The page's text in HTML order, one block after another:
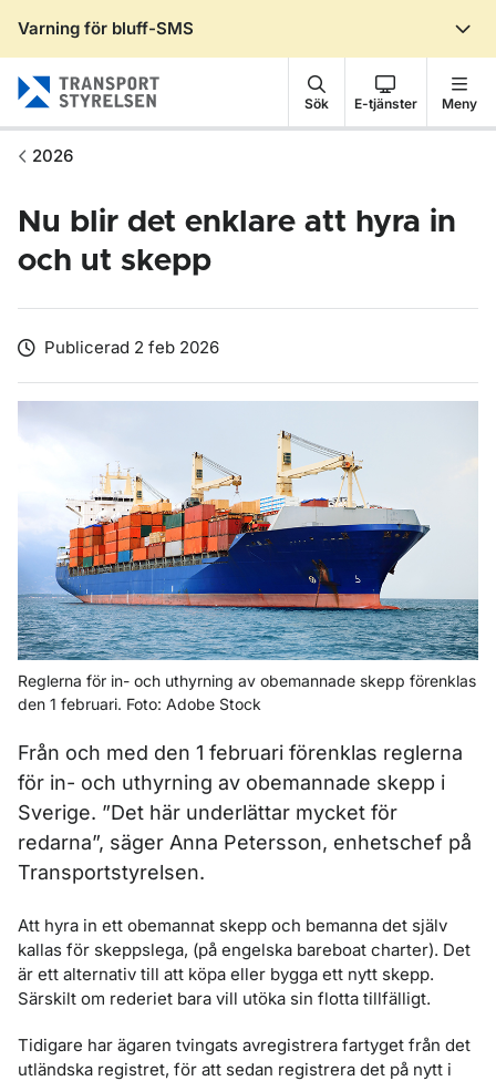
Varning för bluff-SMS
Sök E-tjänster Meny
2026
Nu blir det enklare att hyra in
och ut skepp
Publicerad 2 feb 2026
Reglerna för in- och uthyrning av obemannade skepp förenklas
den 1 februari. Foto: Adobe Stock
Från och med den 1 februari förenklas reglerna
för in- och uthyrning av obemannade skepp i
Sverige. ”Det här underlättar mycket för
redarna”, säger Anna Petersson, enhetschef på
Transportstyrelsen.
Att hyra in ett obemannat skepp och bemanna det själv
kallas för skeppslega, (på engelska bareboat charter). Det
är ett alternativ till att köpa eller bygga ett nytt skepp.
Särskilt om rederiet bara vill utöka sin flotta tillfälligt.
Tidigare har ägaren tvingats avregistrera fartyget från det
utländska registret, för att sedan registrera det på nytt i